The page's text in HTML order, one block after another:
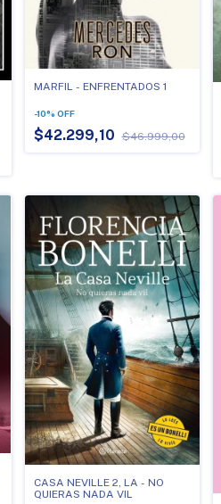
MARFIL - ENFRENTADOS 1
-10% OFF
$42.299,10 $46.999,00
CASA NEVILLE 2, LA - NO
QUIERAS NADA VIL